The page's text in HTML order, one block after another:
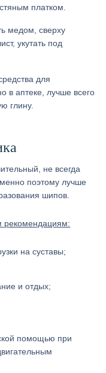
платком.
медом, сверху
укутать под
для
в аптеке, лучше всего
глину.
не всегда
поэтому лучше
шипов.
рекомендациям:
на суставы;
и отдых;
помощью при